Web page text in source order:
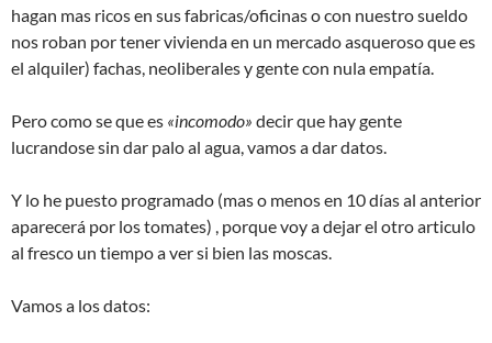
hagan mas ricos en sus fabricas/oficinas o con nuestro sueldo
nos roban por tener vivienda en un mercado asqueroso que es
el alquiler) fachas, neoliberales y gente con nula empatía.
Pero como se que es «incomodo» decir que hay gente
lucrandose sin dar palo al agua, vamos a dar datos.
Y lo he puesto programado (mas o menos en 10 días al anterior
aparecerá por los tomates) , porque voy a dejar el otro articulo
al fresco un tiempo a ver si bien las moscas.
Vamos a los datos: